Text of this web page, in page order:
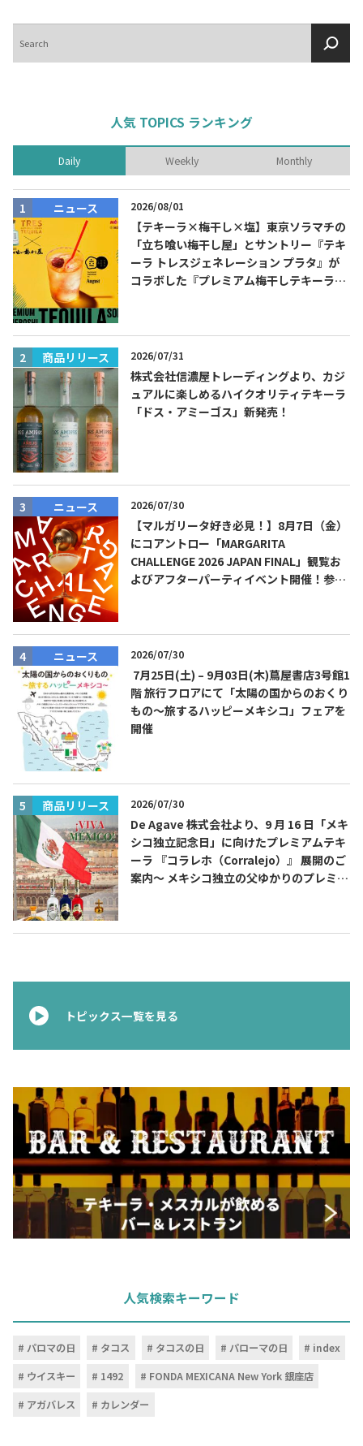
索
人気 TOPICS ランキング
Daily Weekly Monthly
ニュース 2026/08/01
【テキーラ×梅干し×塩】東京ソラマチの
「立ち喰い梅干し屋」とサントリー『テキ
ーラ トレスジェネレーション プラタ』が
コラボした『プレミアム梅干しテキーラソ
商品リリース 2026/07/31
株式会社信濃屋トレーディングより、カジ
ュアルに楽しめるハイクオリティテキーラ
「ドス・アミーゴス」新発売！
ニュース 2026/07/30
【マルガリータ好き必見！】8月7日（金）
にコアントロー「MARGARITA
CHALLENGE 2026 JAPAN FINAL」観覧お
よびアフターパーティイベント開催！参加
ニュース 2026/07/30
7月25日(土) – 9月03日(木)蔦屋書店3号館1
階 旅行フロアにて「太陽の国からのおくり
もの～旅するハッピーメキシコ」フェアを
開催
商品リリース 2026/07/30
De Agave 株式会社より、9 月 16 日「メキ
シコ独立記念日」に向けたプレミアムテキ
ーラ 『コラレホ（Corralejo）』 展開のご
案内〜 メキシコ独立の父ゆかりのプレミア
トピックス一覧を見る
人気検索キーワード
パロマの日 タコス タコスの日 パローマの日
index
ウイスキー
1492
FONDA MEXICANA New York 銀座店
アガバレス
カレンダー